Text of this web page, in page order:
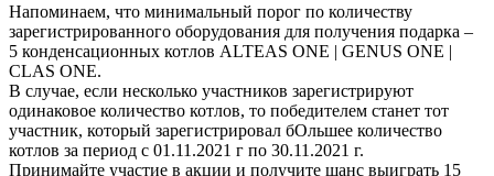
Напоминаем, что минимальный порог по количеству
зарегистрированного оборудования для получения подарка –
5 конденсационных котлов ALTEAS ONE | GENUS ONE |
CLAS ONE.
В случае, если несколько участников зарегистрируют
одинаковое количество котлов, то победителем станет тот
участник, который зарегистрировал бОльшее количество
котлов за период с 01.11.2021 г по 30.11.2021 г.
Принимайте участие в акции и получите шанс выиграть 15